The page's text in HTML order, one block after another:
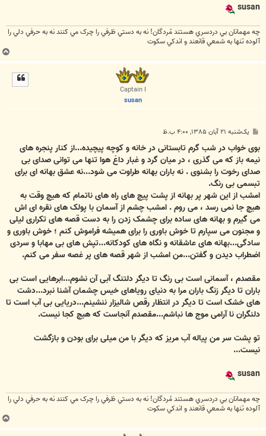
susan
چه مهمانان بي دردسري هستند مُردگان! نه به دستي ظرفي را چرک مي کنند نه به حرفي دلي را
آلوده تنها به شمعي قانعند و اندکي سکوت
ب
ا
Captain I
susan
پ
ت
یک‌شنبه ۲۱ آبان ۱۳۸۵, ۴:۰۰ ب.ظ
بوی خواب در شب گرم تابستانی در خانه و کوچه پيچيده...از کنار پنجره های
نيمه باز که می گذری ، در ميان گرد و غبار داغ هوا تنها می توانی صدای بی
صدای رخوت را بشنوی . نه باران بهانه طراوت می شود...نه عشق بهانه ای برای
تبسمی بی رنگ.
امشب از اين شهر پر بهانه از پشت پيچ های راه های ناتمام که هيچ وقت به
هيچ جا نمی رسد ، می روم . امشب چشم از آسمان با پولک های نقره ای اش
می گيرم و بهانه های ساده برای چشمک زدن را به دست قصه های تکراری ليلی
و مجنون می سپارم تا خوش باوری را برای هميشه فراموش کنم ؛ خوش باوری و
سادگی...بهانه های عاشقانه و نگاه های کودکانه...تپش های بی مهابا و سردی
اضطراب ديدن و گفتن...من امشب از شهر قصه های پر غصه سفر می کنم.
مقصدم ، آسمانی است بی رنگ تا ديگر دلتنگ آبی آن نشوم...ابرهايی است بی
باران تا ديگر زنگ باران مرا به دنيای روياهای خيس چشمان آشنا نبرد...دشت
های خشک است تا ديگر در انتظار رقص شاليزار ننشينم...دريايی بی آب است تا
دلنگران نا آرامی موج ها نباشم...مقصدم آنجاست که هيچ کجا نيست.
تو پشت سر من پياله آب مريز که ديگر با من ميلی برای بودن و بازگشت
نيست...
susan
چه مهمانان بي دردسري هستند مُردگان! نه به دستي ظرفي را چرک مي کنند نه به حرفي دلي را
آلوده تنها به شمعي قانعند و اندکي سکوت
ب
ا